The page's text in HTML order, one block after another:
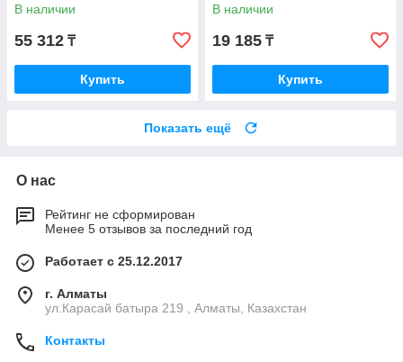
В наличии
55 312 ₸
Купить
В наличии
19 185 ₸
Купить
Показать ещё
О нас
Рейтинг не сформирован
Менее 5 отзывов за последний год
Работает с 25.12.2017
г. Алматы
ул.Карасай батыра 219 , Алматы, Казахстан
Контакты